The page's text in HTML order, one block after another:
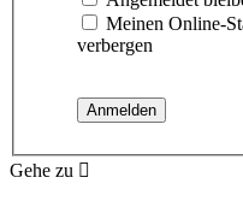
Meinen Online-
verbergen
Gehe zu